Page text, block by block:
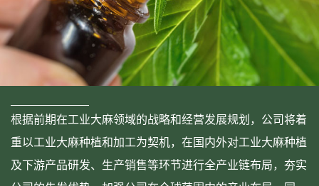
根据前期在工业大麻领域的战略和经营发展规划，公司将着
重以工业大麻种植和加工为契机，在国内外对工业大麻种植
及下游产品研发、生产销售等环节进行全产业链布局，夯实